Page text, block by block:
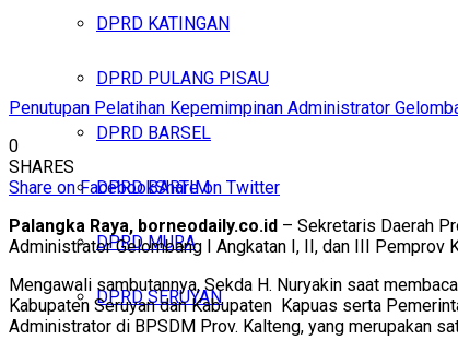
DPRD KATINGAN
DPRD PULANG PISAU
DPRD BARSEL
DPRD BARTIM
DPRD MURA
DPRD SERUYAN
Penutupan Pelatihan Kepemimpinan Administrator
0
SHARES
Share on FacebookShare on Twitter
Palangka Raya, borneodaily.co.id – Sekretaris Daerah
Administrator Gelombang I Angkatan I, II, dan III Pemprov
Mengawali sambutannya, Sekda H. Nuryakin saat
Kabupaten Seruyan dan Kabupaten Kapuas serta
Administrator di BPSDM Prov. Kalteng, yang merupakan